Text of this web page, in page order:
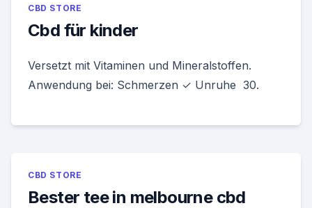
CBD STORE
Cbd für kinder
Versetzt mit Vitaminen und Mineralstoffen.
Anwendung bei: Schmerzen ✓ Unruhe 30.
CBD STORE
Bester tee in melbourne cbd